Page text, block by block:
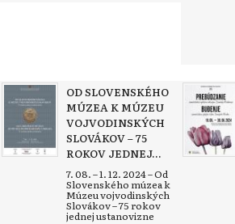
OD SLOVENSKÉHO
MÚZEA K MÚZEU
VOJVODINSKÝCH
SLOVÁKOV – 75
ROKOV JEDNEJ...
7. 08. – 1. 12. 2024 – Od
Slovenského múzea k
Múzeu vojvodinských
Slovákov – 75 rokov
jednej ustanovizne